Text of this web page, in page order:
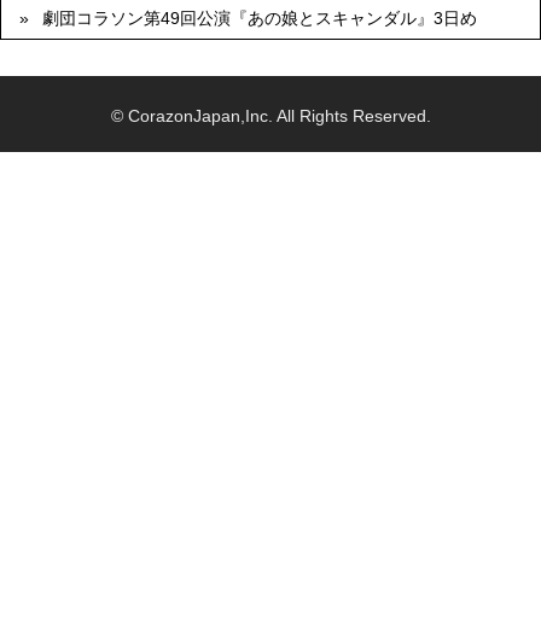
劇団コラソン第49回公演『あの娘とスキャンダル』3日め
© CorazonJapan,Inc. All Rights Reserved.